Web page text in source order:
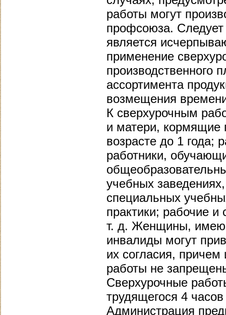
работы могут
профсоюза. Следует
является
применение
производственного
ассортимента
возмещения
К сверхурочным
и матери,
возрасте до 1 года;
работники,
учебных
специальных
практики; рабочие
т. д. Женщины,
инвалиды могут
их согласия,
работы не
Сверхурочные
трудящегося 4
Администрация